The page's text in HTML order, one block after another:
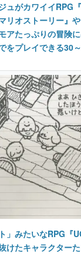
ュがカワイイRPG
リオストーリー』
アたっぷりの冒険
をプレイできる30
」みたいなRPG『
けたキャラクター